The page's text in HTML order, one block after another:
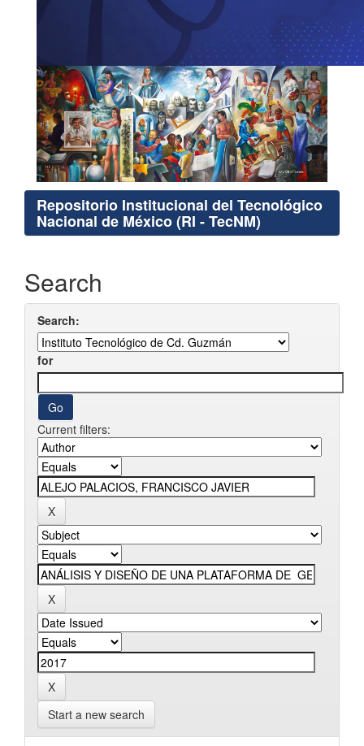
Repositorio Institucional del Tecnológico
Nacional de México (RI - TecNM)
Search
Search:
for
Current filters:
Start a new search